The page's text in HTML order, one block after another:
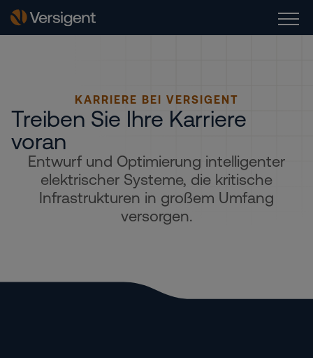
KARRIERE BEI VERSIGENT
Treiben Sie Ihre Karriere
voran
Entwurf und Optimierung intelligenter
elektrischer Systeme, die kritische
Infrastrukturen in großem Umfang
versorgen.